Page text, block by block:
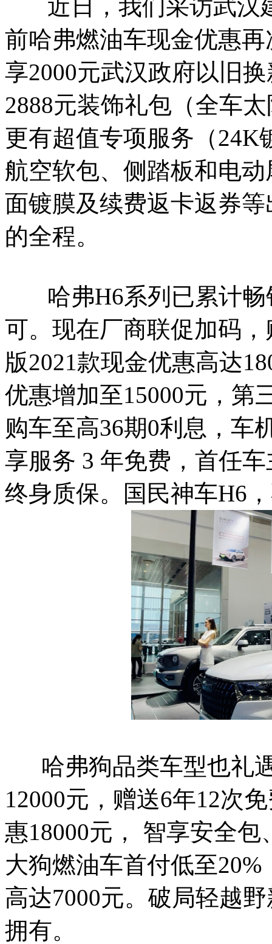
近日，我们采访武汉
前哈弗燃油车现金优惠
享2000元武汉政府以旧
2888元装饰礼包（全车
更有超值专项服务（24K
航空软包、侧踏板和电
面镀膜及续费返卡返券
的全程。
哈弗H6系列已累计畅
可。现在厂商联促加码
版2021款现金优惠高达
优惠增加至15000元，第
购车至高36期0利息，车
享服务 3 年免费，首任
终身质保。国民神车H6
哈弗狗品类车型也礼
12000元，赠送6年12次
惠18000元， 智享安全
大狗燃油车首付低至
高达7000元。破局轻越
拥有。